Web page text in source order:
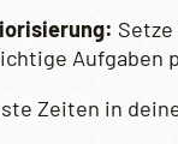
Zeiten in